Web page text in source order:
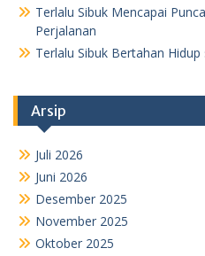
Terlalu Sibuk Mencapai
Perjalanan
Terlalu Sibuk Bertahan
Arsip
Juli 2026
Juni 2026
Desember 2025
November 2025
Oktober 2025